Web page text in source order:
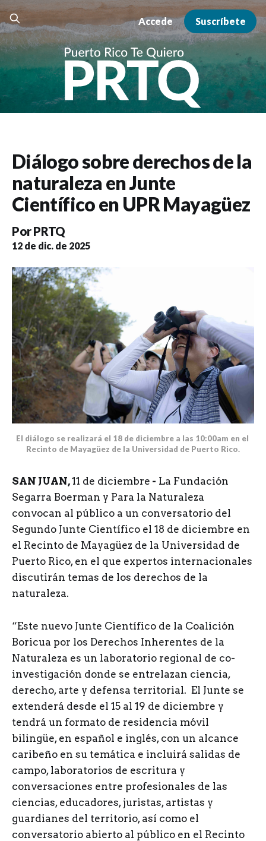
Accede Suscríbete
Diálogo sobre derechos de la
naturaleza en Junte
Científico en UPR Mayagüez
PorPRTQ
12 de dic. de 2025
El diálogo se realizará el 18 de diciembre a las 10:00am en el
Recinto de Mayagüez de la Universidad de Puerto Rico.
SAN JUAN,11 de diciembre - La Fundación
Segarra Boerman y Para la Naturaleza
convocan al público a un conversatorio del
Segundo Junte Científico el 18 de diciembre en
el Recinto de Mayagüez de la Universidad de
Puerto Rico, en el que expertos internacionales
discutirán temas de los derechos de la
naturaleza.
“Este nuevo Junte Científico de la Coalición
Boricua por los Derechos Inherentes de la
Naturaleza es un laboratorio regional de co-
investigación donde se entrelazan ciencia,
derecho, arte y defensa territorial. El Junte se
extenderá desde el 15 al 19 de diciembre y
tendrá un formato de residencia móvil
bilingüe, en español e inglés, con un alcance
caribeño en su temática e incluirá salidas de
campo, laboratorios de escritura y
conversaciones entre profesionales de las
ciencias, educadores, juristas, artistas y
guardianes del territorio, así como el
conversatorio abierto al público en el Recinto